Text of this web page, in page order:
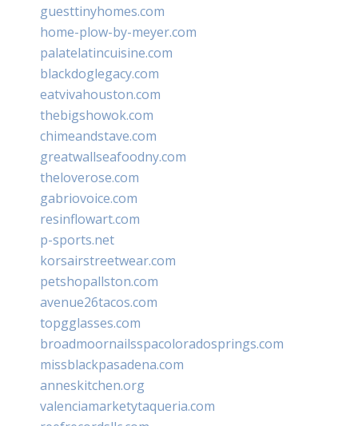
guesttinyhomes.com
home-plow-by-meyer.com
palatelatincuisine.com
blackdoglegacy.com
eatvivahouston.com
thebigshowok.com
chimeandstave.com
greatwallseafoodny.com
theloverose.com
gabriovoice.com
resinflowart.com
p-sports.net
korsairstreetwear.com
petshopallston.com
avenue26tacos.com
topgglasses.com
broadmoornailsspacoloradosprings.com
missblackpasadena.com
anneskitchen.org
valenciamarketytaqueria.com